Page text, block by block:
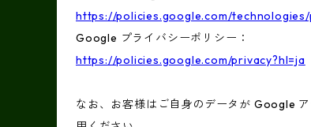
https://policies.google.com/
Google プライバシーポリシー：
https://policies.google.com/privacy?hl=ja
なお、お客様はご自身のデータが Google